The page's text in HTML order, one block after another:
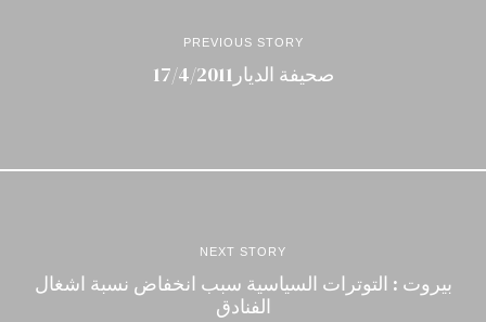
PREVIOUS STORY
صحيفة الديار17/4/2011
NEXT STORY
بيروت : التوترات السياسية سبب انخفاض نسبة اشغال
الفنادق